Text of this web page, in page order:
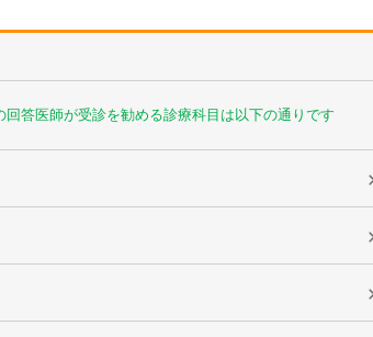
答医師が受診を勧める診療科目は以下の通りです